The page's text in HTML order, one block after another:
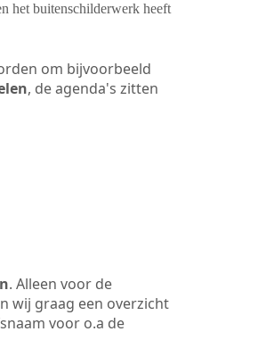
het buitenschilderwerk heeft
om bijvoorbeeld
, de agenda's zitten
. Alleen voor de
wij graag een overzicht
voor o.a de